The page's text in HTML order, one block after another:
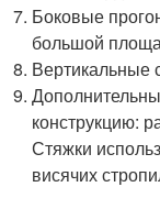
Боковые
большой
Вертикальные
конструкцию:
Стяжки
висячих